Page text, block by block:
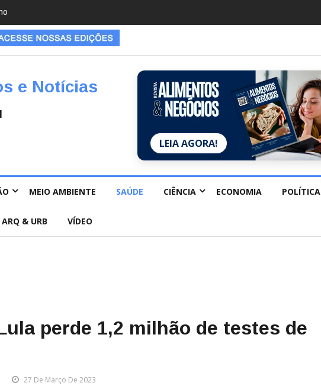
jardinagem, diário: mulheres estão redescobrindo hobbies para desacelerar
e Notícias
LEIA AGORA!
MEIO AMBIENTE SAÚDE CIÊNCIA ECONOMIA POLÍTICA
ARQ & URB VÍDEO
perde 1,2 milhão de testes de
27 De Março De 2023